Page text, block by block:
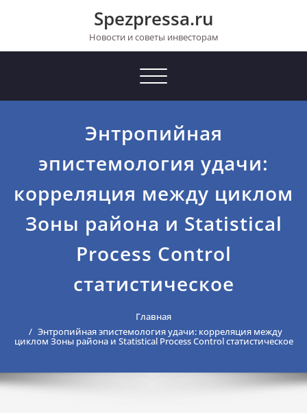
Spezpressa.ru
Новости и советы инвесторам
Toggle
Энтропийная
эпистемология удачи:
корреляция между циклом
Зоны района и Statistical
Process Control
статистическое
Главная
Энтропийная эпистемология удачи: корреляция между
циклом Зоны района и Statistical Process Control статистическое